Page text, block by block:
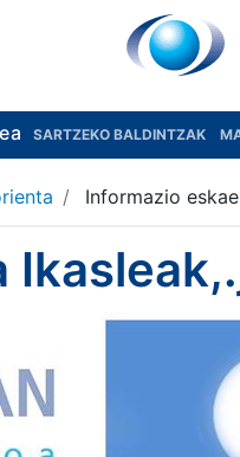
SARTZEKO BALDINTZAK
Informazio